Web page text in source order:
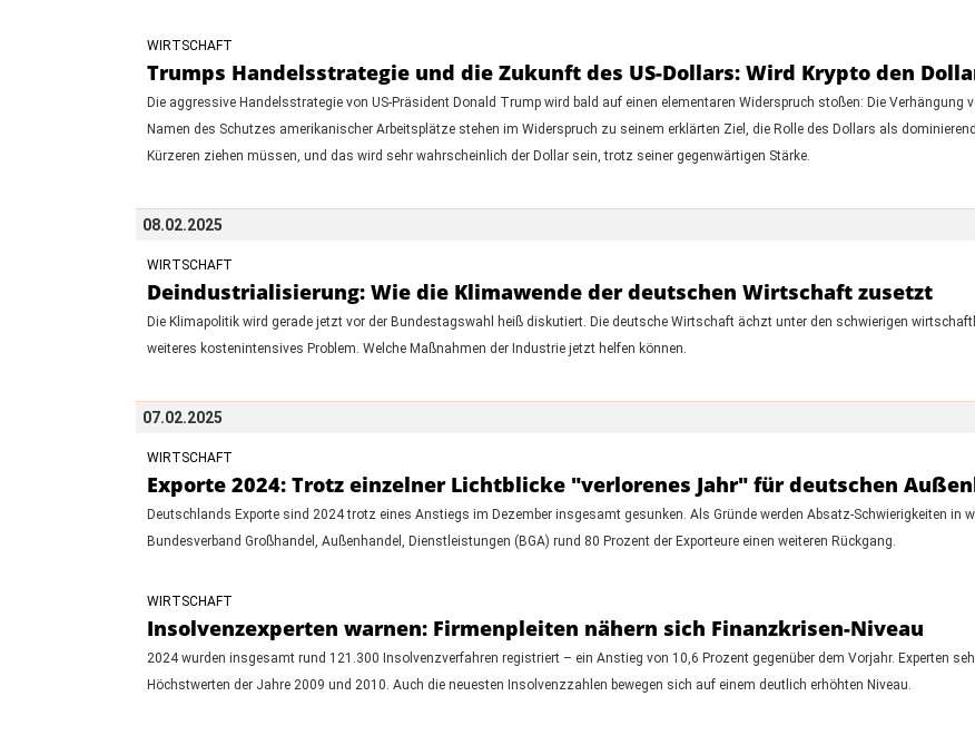
WIRTSCHAFT
Trumps Handelsstrategie und die Zukunft des US-Dollars: Wird Krypto den
Die aggressive Handelsstrategie von US-Präsident Donald Trump wird bald auf einen elementaren Widerspruch stoßen: Die
Namen des Schutzes amerikanischer Arbeitsplätze stehen im Widerspruch zu seinem erklärten Ziel, die Rolle des Dollars als
Kürzeren ziehen müssen, und das wird sehr wahrscheinlich der Dollar sein, trotz seiner gegenwärtigen Stärke.
08.02.2025
WIRTSCHAFT
Deindustrialisierung: Wie die Klimawende der deutschen Wirtschaft zusetzt
Die Klimapolitik wird gerade jetzt vor der Bundestagswahl heiß diskutiert. Die deutsche Wirtschaft ächzt unter den schwierigen
weiteres kostenintensives Problem. Welche Maßnahmen der Industrie jetzt helfen können.
07.02.2025
WIRTSCHAFT
Exporte 2024: Trotz einzelner Lichtblicke "verlorenes Jahr" für deutschen
Deutschlands Exporte sind 2024 trotz eines Anstiegs im Dezember insgesamt gesunken. Als Gründe werden Absatz-Schwierigkeiten in
Bundesverband Großhandel, Außenhandel, Dienstleistungen (BGA) rund 80 Prozent der Exporteure einen weiteren Rückgang.
WIRTSCHAFT
Insolvenzexperten warnen: Firmenpleiten nähern sich Finanzkrisen-Niveau
2024 wurden insgesamt rund 121.300 Insolvenzverfahren registriert – ein Anstieg von 10,6 Prozent gegenüber dem Vorjahr. Experten
Höchstwerten der Jahre 2009 und 2010. Auch die neuesten Insolvenzzahlen bewegen sich auf einem deutlich erhöhten Niveau.